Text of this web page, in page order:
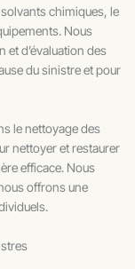
chimiques, le
Nous
d’évaluation des
du sinistre et pour
le nettoyage des
nettoyer et restaurer
efficace. Nous
offrons une